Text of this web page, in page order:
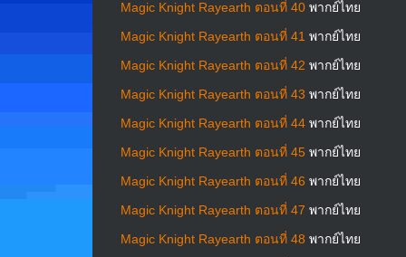
Magic Knight Rayearth ตอนที่ 40 พากย์ไทย
Magic Knight Rayearth ตอนที่ 41 พากย์ไทย
Magic Knight Rayearth ตอนที่ 42 พากย์ไทย
Magic Knight Rayearth ตอนที่ 43 พากย์ไทย
Magic Knight Rayearth ตอนที่ 44 พากย์ไทย
Magic Knight Rayearth ตอนที่ 45 พากย์ไทย
Magic Knight Rayearth ตอนที่ 46 พากย์ไทย
Magic Knight Rayearth ตอนที่ 47 พากย์ไทย
Magic Knight Rayearth ตอนที่ 48 พากย์ไทย